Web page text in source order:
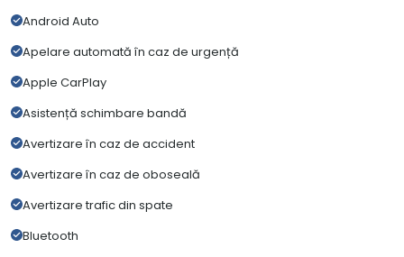
Android Auto
Apelare automată în caz de urgență
Apple CarPlay
Asistență schimbare bandă
Avertizare în caz de accident
Avertizare în caz de oboseală
Avertizare trafic din spate
Bluetooth